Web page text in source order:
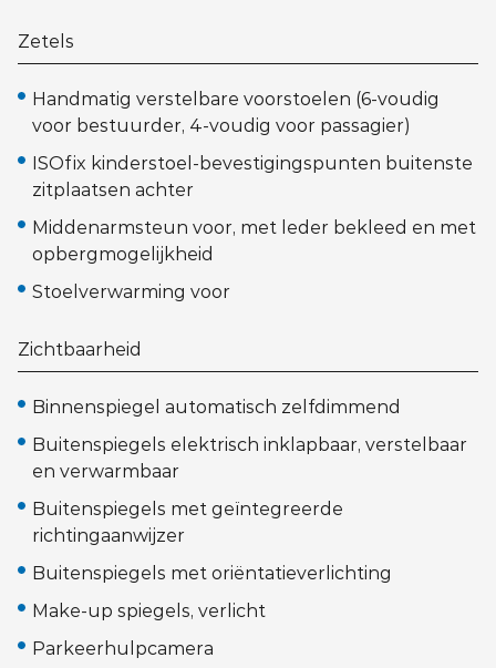
Zetels
Handmatig verstelbare voorstoelen (6-voudig
voor bestuurder, 4-voudig voor passagier)
ISOfix kinderstoel-bevestigingspunten buitenste
zitplaatsen achter
Middenarmsteun voor, met leder bekleed en met
opbergmogelijkheid
Stoelverwarming voor
Zichtbaarheid
Binnenspiegel automatisch zelfdimmend
Buitenspiegels elektrisch inklapbaar, verstelbaar
en verwarmbaar
Buitenspiegels met geïntegreerde
richtingaanwijzer
Buitenspiegels met oriëntatieverlichting
Make-up spiegels, verlicht
Parkeerhulpcamera